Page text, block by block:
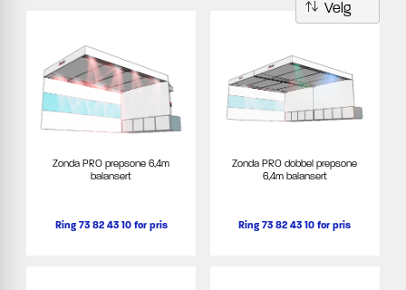
Zonda PRO prepsone 6,4m
balansert
Ring 73 82 43 10 for pris
Zonda PRO dobbel prepsone
6,4m balansert
Ring 73 82 43 10 for pris